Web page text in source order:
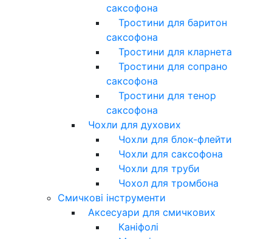
саксофона
Тростини для баритон
саксофона
Тростини для кларнета
Тростини для сопрано
саксофона
Тростини для тенор
саксофона
Чохли для духових
Чохли для блок-флейти
Чохли для саксофона
Чохли для труби
Чохол для тромбона
Смичкові інструменти
Аксесуари для смичкових
Каніфолі